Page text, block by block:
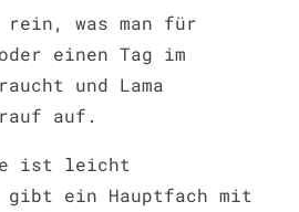
was man für
einen Tag im
und Lama
auf.
ist leicht
ein Hauptfach mit